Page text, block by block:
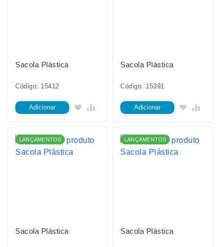
Sacola Plástica
Código: 15412
Adicionar
Sacola Plástica
Código: 15391
Adicionar
LANÇAMENTOS
Sacola Plástica
LANÇAMENTOS
Sacola Plástica